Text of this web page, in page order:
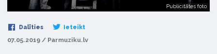
Publicitātes foto
Dalīties Ieteikt
07.05.2019 / Parmuziku.lv